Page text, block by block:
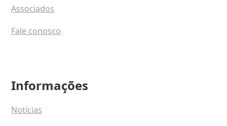
Associados
Fale conosco
Informações
Notícias